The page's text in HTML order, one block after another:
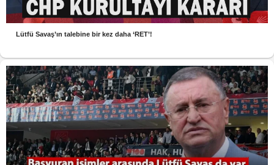
Lütfü Savaş’ın talebine bir kez daha ‘RET’!